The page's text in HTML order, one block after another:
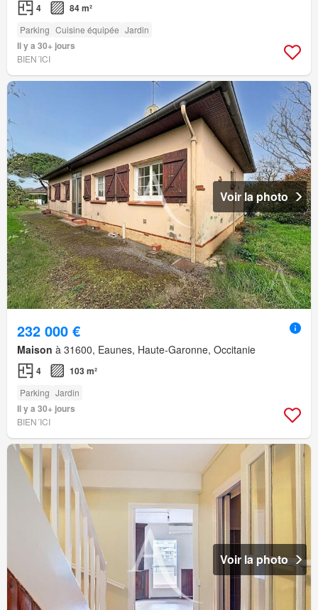
4 84 m²
Parking Cuisine équipée Jardin
Il y a 30+ jours
BIEN´ICI
Voir la photo
232 000 €
Maison à 31600, Eaunes, Haute-Garonne, Occitanie
4 103 m²
Parking Jardin
Il y a 30+ jours
BIEN´ICI
Voir la photo